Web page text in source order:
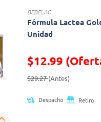
BEBELAC
Fórmula Lactea
Unidad
$12.99
Precio reducido de
$29.27(Antes)(Oferta)
Despacho Retiro